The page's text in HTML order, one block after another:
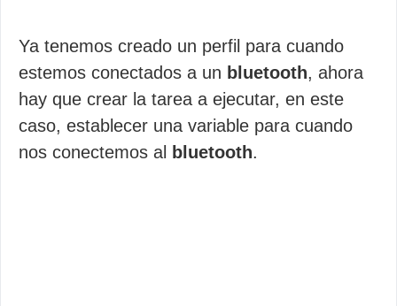
Ya tenemos creado un perfil para cuando
estemos conectados a un bluetooth, ahora
hay que crear la tarea a ejecutar, en este
caso, establecer una variable para cuando
nos conectemos al
bluetooth.